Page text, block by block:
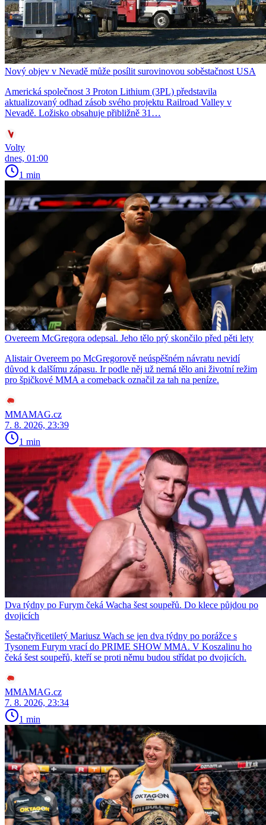
Nový objev v Nevadě může posílit surovinovou soběstačnost USA
Americká společnost 3 Proton Lithium (3PL) představila
aktualizovaný odhad zásob svého projektu Railroad Valley v
Nevadě. Ložisko obsahuje přibližně 31…
Volty
dnes, 01:00
1 min
Overeem McGregora odepsal. Jeho tělo prý skončilo před pěti lety
Alistair Overeem po McGregorově neúspěšném návratu nevidí
důvod k dalšímu zápasu. Ir podle něj už nemá tělo ani životní režim
pro špičkové MMA a comeback označil za tah na peníze.
MMAMAG.cz
7. 8. 2026, 23:39
1 min
Dva týdny po Furym čeká Wacha šest soupeřů. Do klece půjdou po
dvojicích
Šestačtyřicetiletý Mariusz Wach se jen dva týdny po porážce s
Tysonem Furym vrací do PRIME SHOW MMA. V Koszalinu ho
čeká šest soupeřů, kteří se proti němu budou střídat po dvojicích.
MMAMAG.cz
7. 8. 2026, 23:34
1 min